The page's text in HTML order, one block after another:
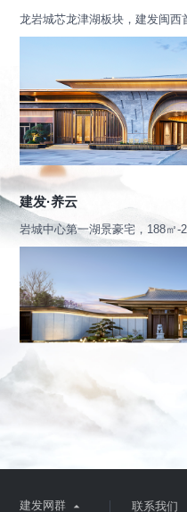
龙岩城芯龙津湖板块，建发闽西
建发·养云
岩城中心第一湖景豪宅，188㎡-
建发网群  联系我们